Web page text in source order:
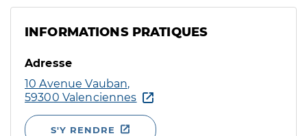
INFORMATIONS PRATIQUES
Adresse
10 Avenue Vauban,
59300 Valenciennes
S'Y RENDRE